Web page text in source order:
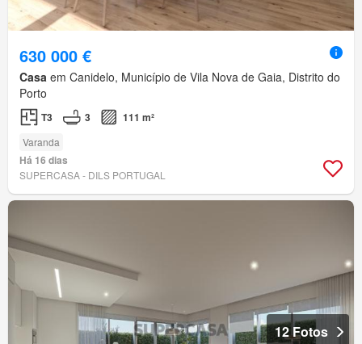
630 000 €
Casa em Canidelo, Município de Vila Nova de Gaia, Distrito do
Porto
T3 3 111 m²
Varanda
Há 16 dias
SUPERCASA - DILS PORTUGAL
12 Fotos